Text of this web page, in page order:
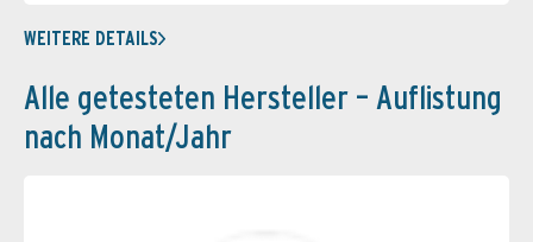
WEITERE DETAILS
Alle getesteten Hersteller – Auflistung
nach Monat/Jahr